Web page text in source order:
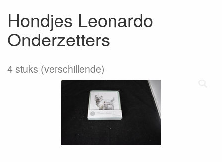
Hondjes Leonardo
Onderzetters
4 stuks (verschillende)